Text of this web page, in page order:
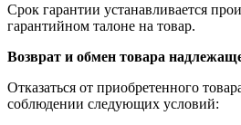
Срок гарантии устанавливается
гарантийном талоне на товар.
Возврат и обмен товара
Отказаться от приобретенного
соблюдении следующих условий: